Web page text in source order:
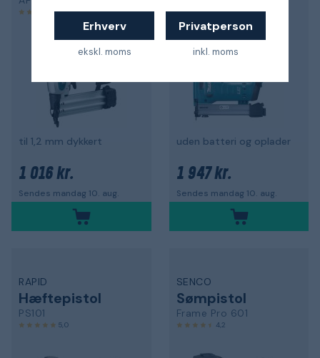
Erhverv
ekskl. moms
Privatperson
inkl. moms
5,0
til 1,2 mm dykkert
1 016 kr.
Sendes mandag 10. aug.
5,0
uden batteri og oplader
1 947 kr.
Sendes mandag 10. aug.
RAPID
Hæftepistol
PS101
5,0
SENCO
Sømpistol
Frame Pro 601
4,2